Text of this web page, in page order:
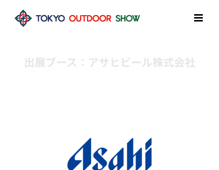
content
出展ブース：アサヒビール株式会社